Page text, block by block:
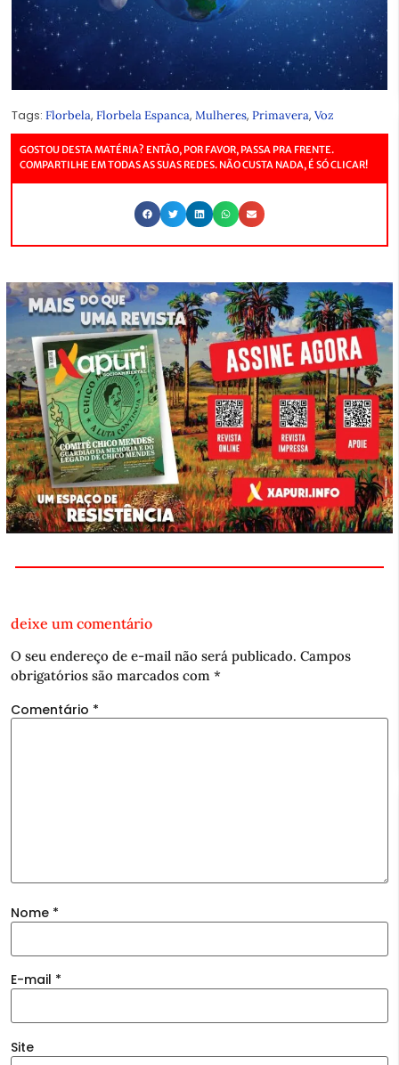
Tags: Florbela, Florbela Espanca, Mulheres, Primavera, Voz
GOSTOU DESTA MATÉRIA? ENTÃO, POR FAVOR, PASSA PRA FRENTE.
COMPARTILHE EM TODAS AS SUAS REDES. NÃO CUSTA NADA, É SÓ CLICAR!
deixe um comentário
O seu endereço de e-mail não será publicado. Campos
obrigatórios são marcados com *
Comentário *
Nome *
E-mail *
Site